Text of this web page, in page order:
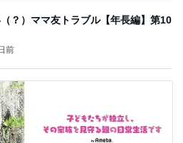
？）ママ友トラブル【年長編】第10
前